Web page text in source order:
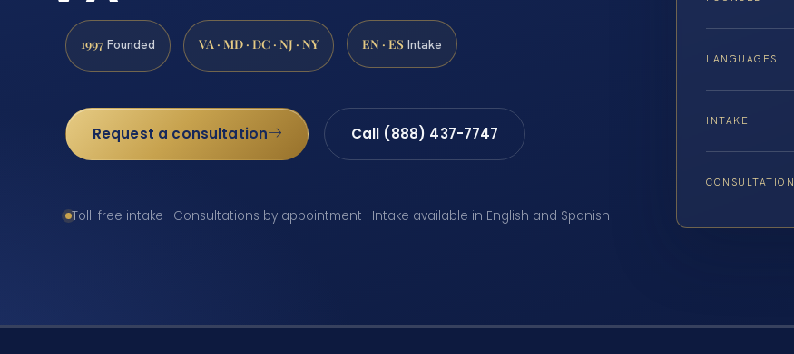
1997 Founded VA · MD · DC · NJ · NY EN · ES Intake
Request a consultation Call (888) 437-7747
Toll-free intake · Consultations by appointment · Intake available in English and Spanish
LANGUAGES
INTAKE
CONSULTATION